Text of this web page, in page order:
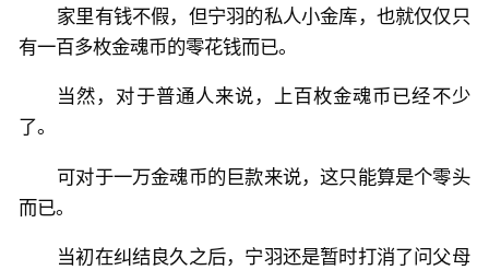
家里有钱不假，但宁羽的私人小金库，也就仅仅只
有一百多枚金魂币的零花钱而已。
当然，对于普通人来说，上百枚金魂币已经不少
了。
可对于一万金魂币的巨款来说，这只能算是个零头
而已。
当初在纠结良久之后，宁羽还是暂时打消了问父母